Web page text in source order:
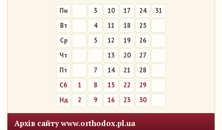
Пн 3 10 17 24
31
Вт
4 11 18
25
Ср
5 12 19
26
Чт
13 20
27
Пт
7 14 21
28
Сб
1 8 15 22
29
Нд
2 9 16 23 30
Архів сайту www.orthodox.pl.ua